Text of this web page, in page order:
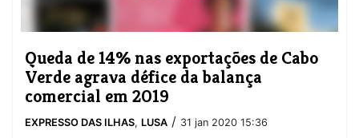
Queda de 14% nas exportações de Cabo
Verde agrava défice da balança
comercial em 2019
EXPRESSO DAS ILHAS, LUSA / 31 jan 2020 15:36